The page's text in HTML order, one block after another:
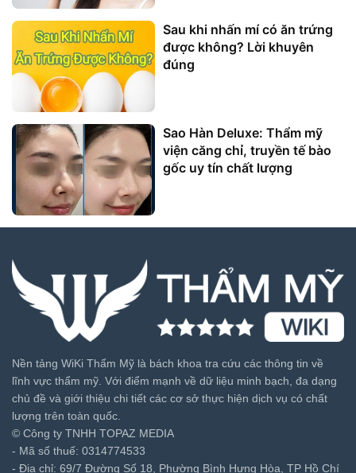
Sau khi nhấn mí có ăn trứng
được không? Lời khuyên
đúng
Sao Hàn Deluxe: Thẩm mỹ
viện căng chỉ, truyền tế bào
gốc uy tín chất lượng
Nền tảng WiKi Thẩm Mỹ là bách khoa tra cứu các thông tin về
lĩnh vực thẩm mỹ. Với điểm mạnh về dữ liệu minh bạch, đa dạng
chủ đề và giới thiệu chi tiết các cơ sở thực hiện dịch vụ có chất
lượng trên toàn quốc.
© Công ty TNHH TOPAZ MEDIA
- Mã số thuế: 0314774533
- Địa chỉ: 69/7 Đường Số 18, Phường Bình Hưng Hòa, TP Hồ Chí